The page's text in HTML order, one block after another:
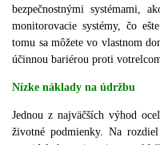
bezpečnostnými systémami,
monitorovacie systémy, čo
tomu sa môžete vo vlastnom
účinnou bariérou proti
Nízke náklady na údržbu
Jednou z najväčších výhod
životné podmienky. Na